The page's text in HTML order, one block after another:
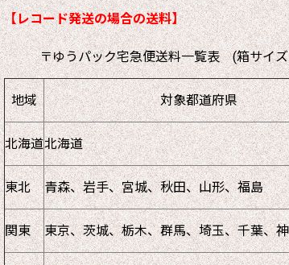
【レコード発送の場合の送料】
〒ゆうパック宅急便送料一覧表 (箱サイズ
地域 対象都道府県
北海道北海道
東北 青森、岩手、宮城、秋田、山形、福島
関東 東京、茨城、栃木、群馬、埼玉、千葉、